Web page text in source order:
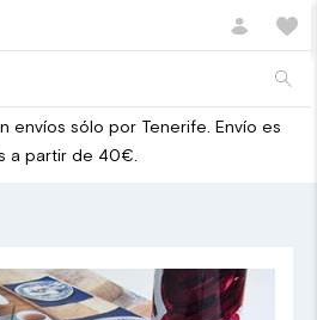
envíos sólo por Tenerife. Envío es
a partir de 40€.